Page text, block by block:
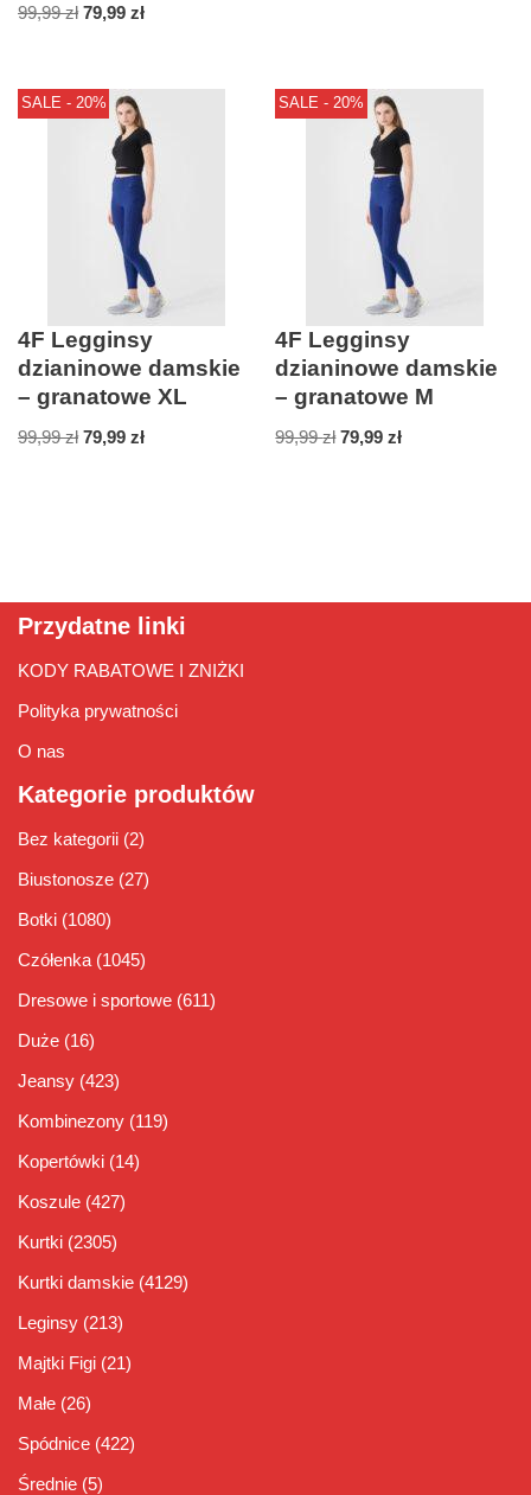
99,99zł 79,99 zł
SALE - 20%
4F Legginsy
dzianinowe damskie
– granatowe XL
99,99zł 79,99 zł
SALE - 20%
4F Legginsy
dzianinowe damskie
– granatowe M
99,99zł 79,99zł
Przydatne linki
KODY RABATOWE I ZNIŻKI
Polityka prywatności
O nas
Kategorie produktów
Bez kategorii (2)
Biustonosze (27)
Botki (1080)
Czółenka (1045)
Dresowe i sportowe (611)
Duże (16)
Jeansy (423)
Kombinezony (119)
Kopertówki (14)
Koszule (427)
Kurtki (2305)
Kurtki damskie (4129)
Leginsy (213)
Majtki Figi (21)
Małe (26)
Spódnice (422)
Średnie (5)